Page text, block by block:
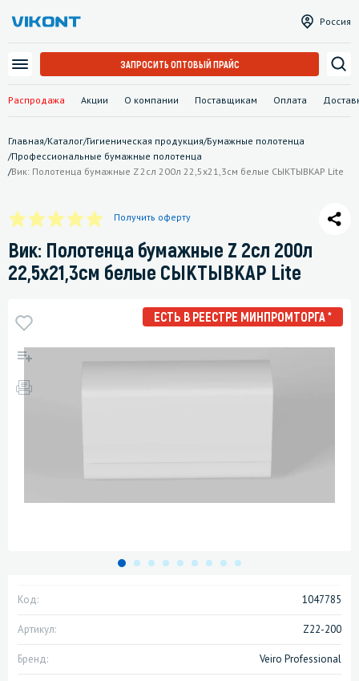
Распродажа Акции О компании Поставщикам Оплата
Россия
ЗАПРОСИТЬ ОПТОВЫЙ ПРАЙС
Главная/Каталог/Гигиеническая продукция/Бумажные полотенца
/Профессиональные бумажные полотенца
/Вик: Полотенца бумажные Z 2сл 200л 22,5х21,3см белые СЫКТЫВКАР Lite
Получить оферту
Вик: Полотенца бумажные Z 2сл 200л
22,5х21,3см белые СЫКТЫВКАР Lite
ЕСТЬ В РЕЕСТРЕ МИНПРОМТОРГА *
Код: 1047785
Артикул: Z22-200
Бренд: Veiro Professional